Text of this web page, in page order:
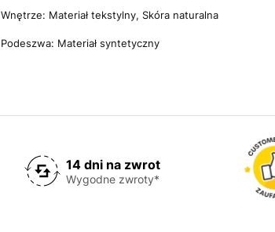
Wnętrze: Materiał tekstylny, Skóra naturalna
Podeszwa: Materiał syntetyczny
14 dni na zwrot
Wygodne zwroty*